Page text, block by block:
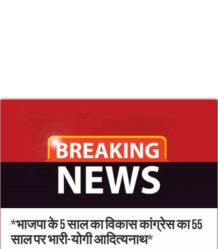
*भाजपा के 5 साल का विकास कांग्रेस का 55
साल पर भारी-योगी आदित्यनाथ*